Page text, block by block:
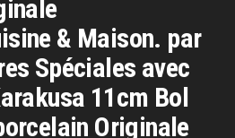
& Maison. par
Spéciales avec
11cm Bol
Originale